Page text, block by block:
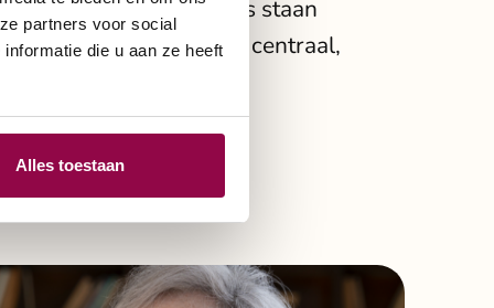
partners voor social
die u aan ze heeft
Alles toestaan
presteert. Bij ons staan
en betrouwbaarheid centraal,
op pad kunt.